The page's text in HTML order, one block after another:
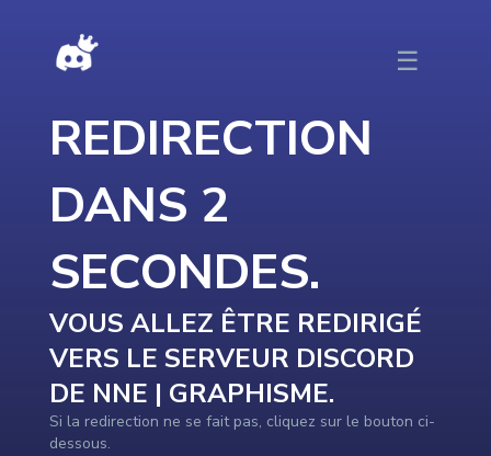
☰
REDIRECTION
DANS 2
SECONDES.
VOUS ALLEZ ÊTRE REDIRIGÉ
VERS LE SERVEUR DISCORD
DE NNE | GRAPHISME.
Si la redirection ne se fait pas, cliquez sur le bouton ci-
dessous.